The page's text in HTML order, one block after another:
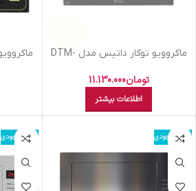
ماکروویو توکار داتیس مدل DTM-
تومان11.130.000
اطلاعات بیشتر
اتمام موجودی اتمام موجودی